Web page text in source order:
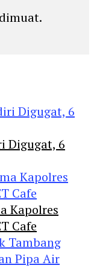
Digugat, 6
Kapolres
Cafe